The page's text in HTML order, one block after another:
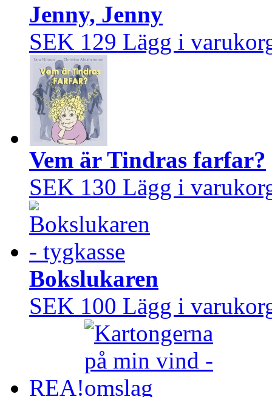
Jenny, Jenny
SEK 129 Lägg i
Vem är Tindras farfar?
SEK 130 Lägg i
Bokslukaren
SEK 100 Lägg i
REA!